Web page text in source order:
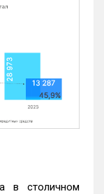
в столичном